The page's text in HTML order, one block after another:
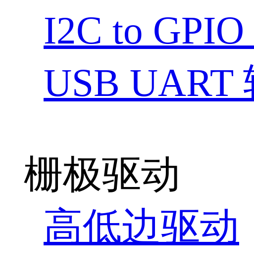
I2C to
USB UART
栅极驱动
高低边驱动